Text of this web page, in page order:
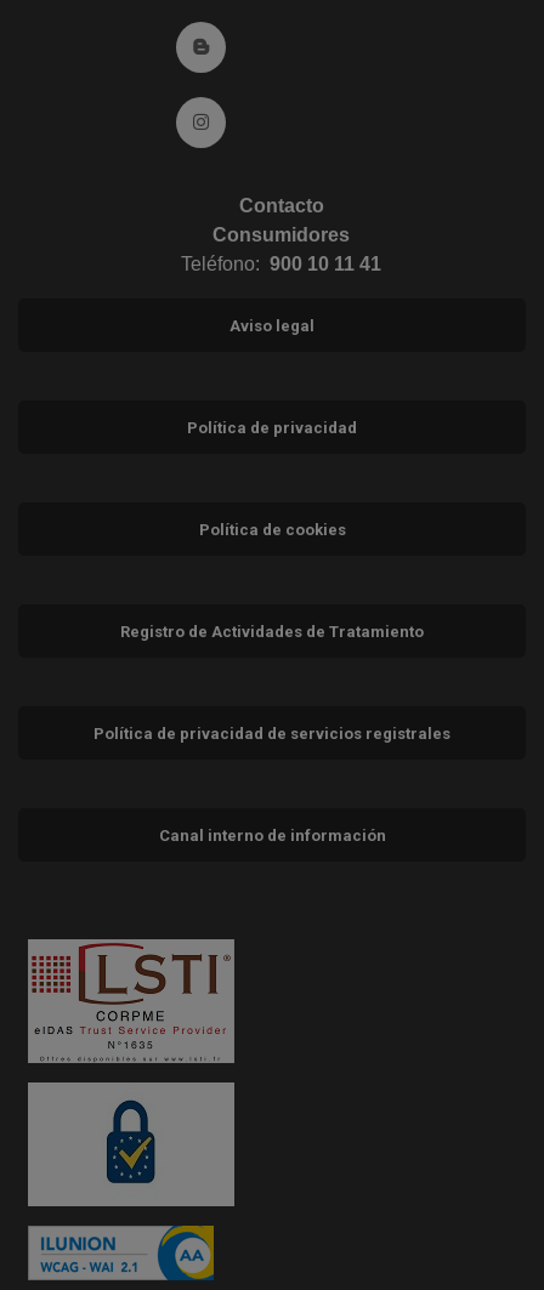
Ir al Blog (abre en ventana nueva)
Ir a Instagram (abre en ventana nueva)
Contacto
Consumidores
Teléfono: 900 10 11 41
Aviso legal
Política de privacidad
Política de cookies
Registro de Actividades de Tratamiento
Política de privacidad de servicios registrales
Canal interno de información